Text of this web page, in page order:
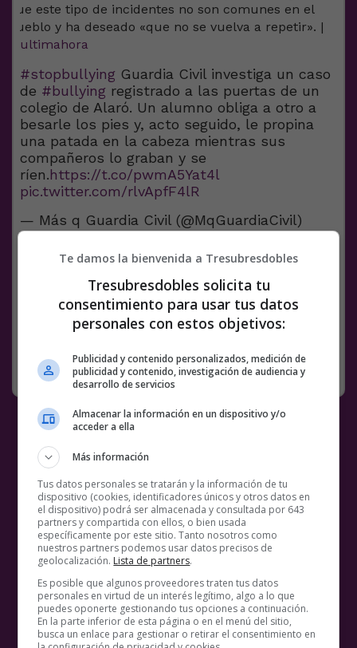
que este tipo de incidentes no son comunes en el
pueblo y ha deseado «que no se vuelva a repetir». |
ultimahora
#stopbullying Guardia Civil investiga un caso
de #bullying registrado a las puertas de un
colegio de Alaró. Un alumno obliga a otro a
besarle los pies y, acto seguido, le propina
una patada en la cabeza mientras sus
compañeros lo graban y se
ríen.https://t.co/pwmA5Yat4l
pic.twitter.com/rlvApfF4lR
— Más q Guardia Civil (@MqGuardiaCivil)
October 19, 2023
Facebook
Twitter
WhatsApp
Gmail
Meneame
Copy
Link
VÍDEOS 29 COMENTARIOS
RANDOM 21 OCTUBRE, 2023
Te damos la bienvenida a Tresubresdobles
Tresubresdobles solicita tu
consentimiento para usar tus datos
personales con estos objetivos:
Publicidad y contenido personalizados, medición de
publicidad y contenido, investigación de audiencia y
desarrollo de servicios
Almacenar la información en un dispositivo y/o
acceder a ella
Más información
Tus datos personales se tratarán y la información de tu
dispositivo (cookies, identificadores únicos y otros datos en
el dispositivo) podrá ser almacenada y consultada por 643
partners y compartida con ellos, o bien usada
específicamente por este sitio. Tanto nosotros como
nuestros partners podemos usar datos precisos de
geolocalización. Lista de partners.
Es posible que algunos proveedores traten tus datos
personales en virtud de un interés legítimo, algo a lo que
puedes oponerte gestionando tus opciones a continuación.
En la parte inferior de esta página o en el menú del sitio,
busca un enlace para gestionar o retirar el consentimiento en